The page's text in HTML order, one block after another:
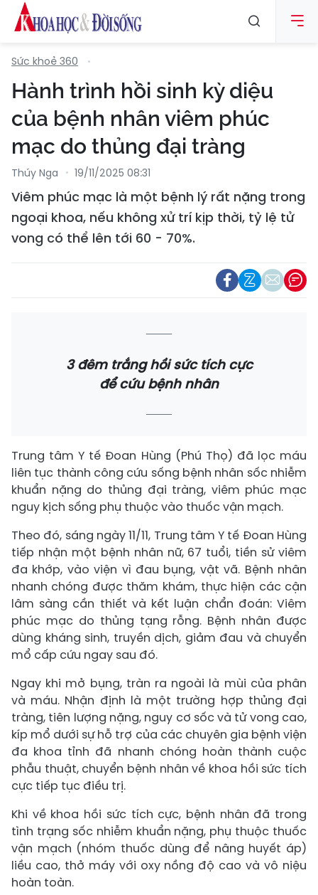
Sức khoẻ 360
Hành trình hồi sinh kỳ diệu
của bệnh nhân viêm phúc
mạc do thủng đại tràng
Thúy Nga 19/11/2025 08:31
Viêm phúc mạc là một bệnh lý rất nặng trong
ngoại khoa, nếu không xử trí kịp thời, tỷ lệ tử
vong có thể lên tới 60 - 70%.
3 đêm trắng hồi sức tích cực
để cứu bệnh nhân
Trung tâm Y tế Đoan Hùng (Phú Thọ) đã lọc máu
liên tục thành công cứu sống bệnh nhân sốc nhiễm
khuẩn nặng do thủng đại tràng, viêm phúc mạc
nguy kịch sống phụ thuộc vào thuốc vận mạch.
Theo đó, sáng ngày 11/11, Trung tâm Y tế Đoan Hùng
tiếp nhận một bệnh nhân nữ, 67 tuổi, tiền sử viêm
đa khớp, vào viện vì đau bụng, vật vã. Bệnh nhân
nhanh chóng được thăm khám, thực hiện các cận
lâm sàng cần thiết và kết luận chẩn đoán: Viêm
phúc mạc do thủng tạng rỗng. Bệnh nhân được
dùng kháng sinh, truyền dịch, giảm đau và chuyển
mổ cấp cứu ngay sau đó.
Ngay khi mở bụng, tràn ra ngoài là mùi của phân
và máu. Nhận định là một trường hợp thủng đại
tràng, tiên lượng nặng, nguy cơ sốc và tử vong cao,
kíp mổ dưới sự hỗ trợ của các chuyên gia bệnh viện
đa khoa tỉnh đã nhanh chóng hoàn thành cuộc
phẫu thuật, chuyển bệnh nhân về khoa hồi sức tích
cực tiếp tục điều trị.
Khi về khoa hồi sức tích cực, bệnh nhân đã trong
tình trạng sốc nhiễm khuẩn nặng, phụ thuộc thuốc
vận mạch (nhóm thuốc dùng để nâng huyết áp)
liều cao, thở máy với oxy nồng độ cao và vô niệu
hoàn toàn.